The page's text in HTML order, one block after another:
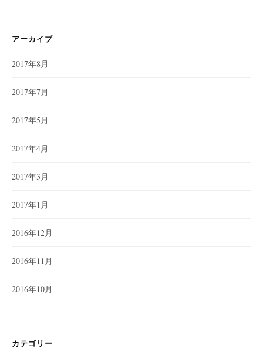
アーカイブ
2017年8月
2017年7月
2017年5月
2017年4月
2017年3月
2017年1月
2016年12月
2016年11月
2016年10月
カテゴリー